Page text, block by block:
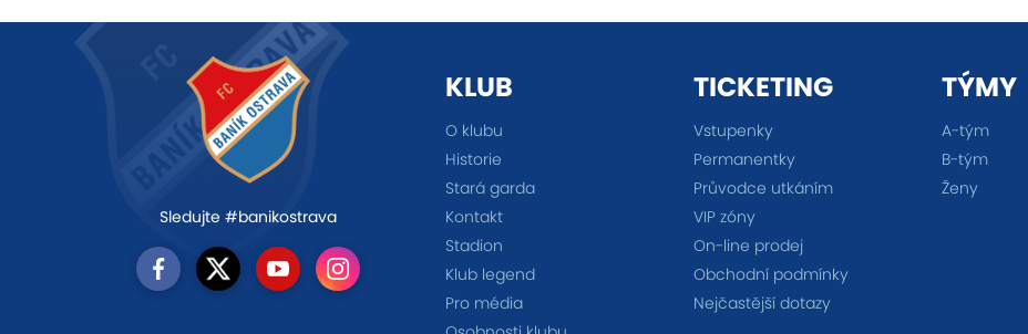
Sledujte #banikostrava
KLUB
O klubu
Historie
Stará garda
Kontakt
Stadion
Klub legend
Pro média
TICKETING
Vstupenky
Permanentky
Průvodce utkáním
VIP zóny
On-line prodej
Obchodní podmínky
Nejčastější dotazy
TÝMY
A-tým
B-tým
Ženy